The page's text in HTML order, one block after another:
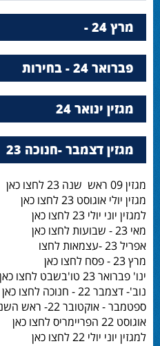
מרץ 24 -
פברואר 24 - בחירות
מגזין ינואר 24
מגזין דצמבר -חנוכה 23
מגזין 09 ראש שנה 23 לחצו כאן
מגזין יולי אוגוסט 23 לחצו כאן
למגזין יוני יולי 23 לחצו כאן
מאי 23 - שבועות לחצו כאן
אפריל 23 -עצמאות לחצו
מרץ 23 - פסח לחצו כאן
ינו' פברואר 23 טו'בשבט לחצו כאן
נוב'- דצמבר 22 - חנוכה לחצו כאן
ספטמבר - אוקטובר 22- ראש השנה לחצו כאן
אוגוסט 22 הפריימריס לחצו כאן
למגזין יוני יולי 22 לחצו כאן